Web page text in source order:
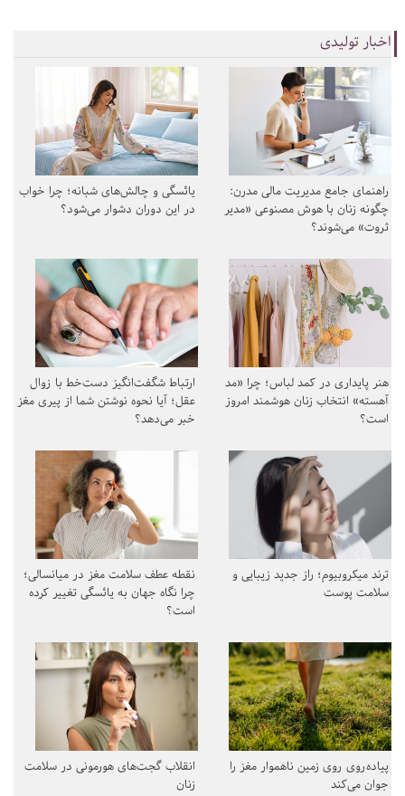
اخبار تولیدی
راهنمای جامع مدیریت مالی مدرن:
چگونه زنان با هوش مصنوعی «مدیر
ثروت» می‌شوند؟
یائسگی و چالش‌های شبانه؛ چرا خواب
در این دوران دشوار می‌شود؟
هنر پایداری در کمد لباس؛ چرا «مد
آهسته» انتخاب زنان هوشمند امروز
است؟
ارتباط شگفت‌انگیز دست‌خط با زوال
عقل؛ آیا نحوه نوشتن شما از پیری مغز
خبر می‌دهد؟
ترند میکروبیوم؛ راز جدید زیبایی و
سلامت پوست
نقطه عطف سلامت مغز در میانسالی؛
چرا نگاه جهان به یائسگی تغییر کرده
است؟
پیاده‌روی روی زمین ناهموار مغز را
جوان می‌کند
انقلاب گجت‌های هورمونی در سلامت
زنان